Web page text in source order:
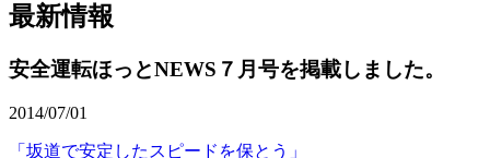
最新情報
安全運転ほっとNEWS７月号を掲載しました。
2014/07/01
「坂道で安定したスピードを保とう」